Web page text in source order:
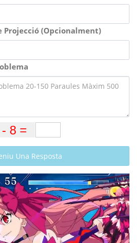
Projecció (Opcionalment)
Una Resposta